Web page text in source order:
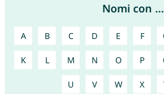
Nomi con ...
A B C D E F
K L M N O P
U V W X